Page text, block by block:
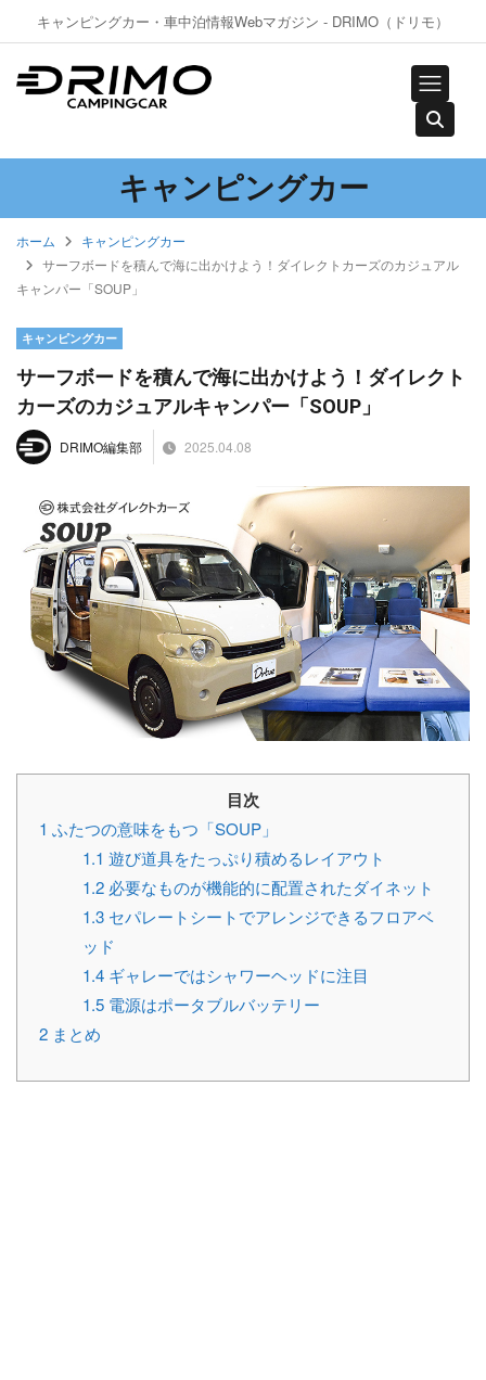
キャンピングカー・車中泊情報Webマガジン - DRIMO（ドリモ）
キャンピングカー
ホーム
キャンピングカー
サーフボードを積んで海に出かけよう！ダイレクトカーズのカジュアル
キャンパー「SOUP」
キャンピングカー
サーフボードを積んで海に出かけよう！ダイレクト
カーズのカジュアルキャンパー「SOUP」
DRIMO編集部 2025.04.08
目次
1 ふたつの意味をもつ「SOUP」
1.1 遊び道具をたっぷり積めるレイアウト
1.2 必要なものが機能的に配置されたダイネット
1.3 セパレートシートでアレンジできるフロアベ
ッド
1.4 ギャレーではシャワーヘッドに注目
1.5 電源はポータブルバッテリー
2 まとめ